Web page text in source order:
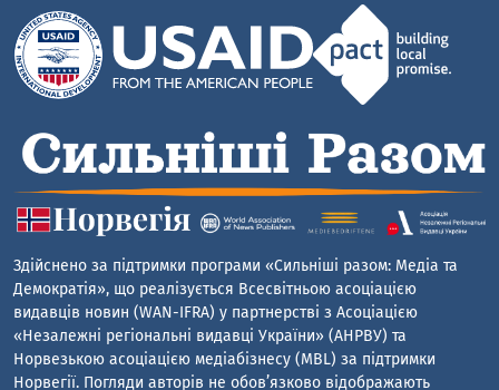
Здійснено за підтримки програми «Сильніші разом: Медіа та
Демократія», що реалізується Всесвітньою асоціацією
видавців новин (WAN-IFRA) у партнерстві з Асоціацією
«Незалежні регіональні видавці України» (АНРВУ) та
Норвезькою асоціацією медіабізнесу (MBL) за підтримки
Норвегії. Погляди авторів не обов’язково відображають